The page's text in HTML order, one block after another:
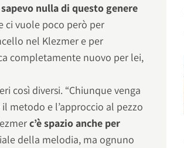
nulla di questo genere
ci vuole poco però per
nel Klezmer e per
completamente nuovo per lei,
così diversi. “Chiunque venga
metodo e l’approccio al pezzo
c’è spazio anche per
della melodia, ma ognuno